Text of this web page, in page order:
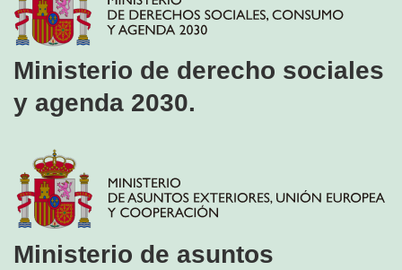
Ministerio de derecho sociales
y agenda 2030.
Ministerio de asuntos